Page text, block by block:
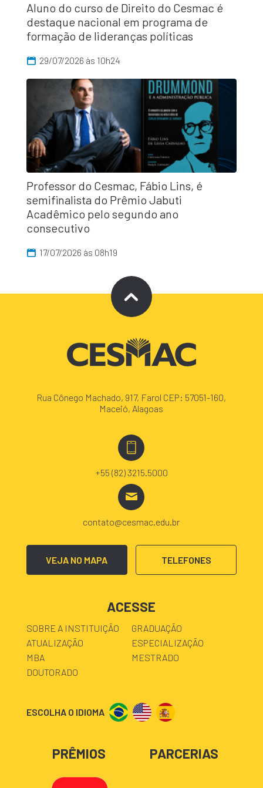
Aluno do curso de Direito do Cesmac é
destaque nacional em programa de
formação de lideranças políticas
29/07/2026 às 10h24
Professor do Cesmac, Fábio Lins, é
semifinalista do Prêmio Jabuti
Acadêmico pelo segundo ano
consecutivo
17/07/2026 às 08h19
Rua Cônego Machado, 917, Farol CEP: 57051-160,
Maceió, Alagoas
+55 (82) 3215.5000
contato@cesmac.edu.br
VEJA NO MAPA TELEFONES
ACESSE
SOBRE A INSTITUIÇÃO
GRADUAÇÃO
ATUALIZAÇÃO
ESPECIALIZAÇÃO
MBA
MESTRADO
DOUTORADO
ESCOLHA O IDIOMA
PRÊMIOS PARCERIAS